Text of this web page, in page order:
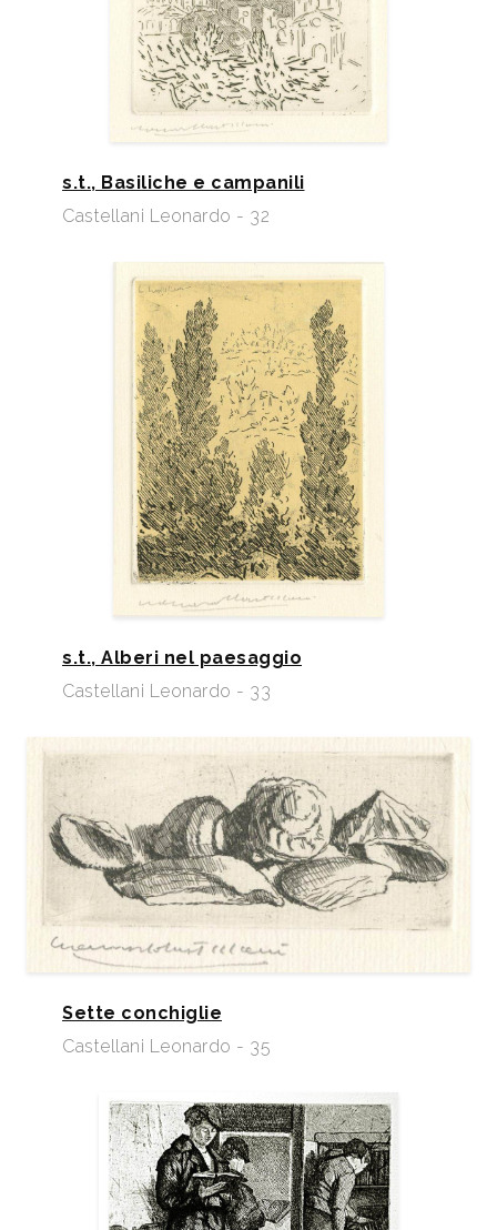
s.t., Basiliche e campanili
Castellani Leonardo - 32
s.t., Alberi nel paesaggio
Castellani Leonardo - 33
Sette conchiglie
Castellani Leonardo - 35